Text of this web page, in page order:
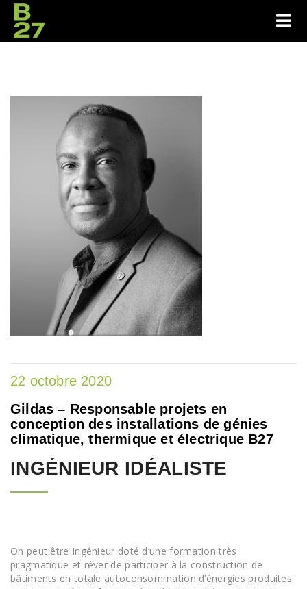
22 octobre 2020
Gildas – Responsable projets en
conception des installations de génies
climatique, thermique et électrique B27
INGÉNIEUR IDÉALISTE
On peut être Ingénieur doté d’une formation très
pragmatique et rêver de participer à la construction de
bâtiments en totale autoconsommation d’énergies produites